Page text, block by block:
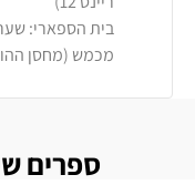
בית הספארי:
מכמש (מחסן
ספרים